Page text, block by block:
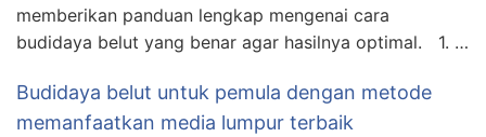
memberikan panduan lengkap mengenai cara
budidaya belut yang benar agar hasilnya optimal. 1. …
Budidaya belut untuk pemula dengan metode
memanfaatkan media lumpur terbaik